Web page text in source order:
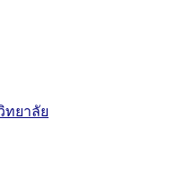
ทยาลัย